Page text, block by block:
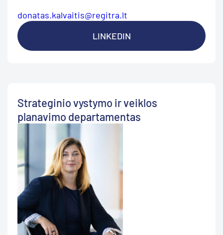
donatas.kalvaitis@regitra.lt
LINKEDIN
Strateginio vystymo ir veiklos
planavimo departamentas